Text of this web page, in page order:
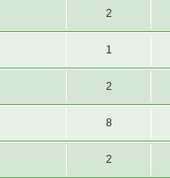
2
1
2
8
2